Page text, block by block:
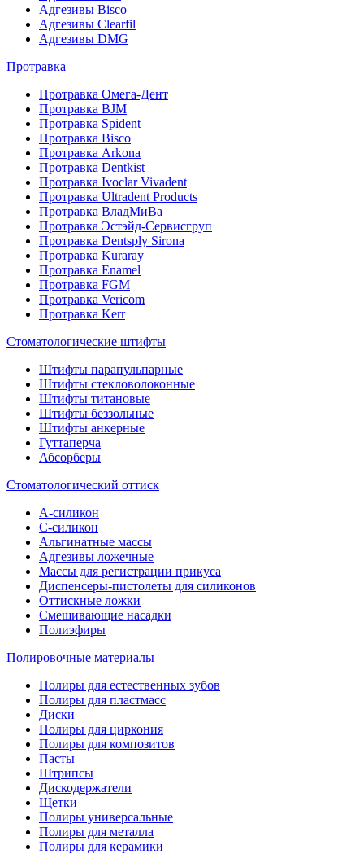
Адгезивы Bisco
Адгезивы Clearfil
Адгезивы DMG
Протравка
Протравка Омега-Дент
Протравка BJM
Протравка Spident
Протравка Bisco
Протравка Arkona
Протравка Dentkist
Протравка Ivoclar Vivadent
Протравка Ultradent Products
Протравка ВладМиВа
Протравка Эстэйд-Сервисгруп
Протравка Dentsply Sirona
Протравка Kuraray
Протравка Enamel
Протравка FGM
Протравка Vericom
Протравка Kerr
Стоматологические штифты
Штифты парапульпарные
Штифты стекловолоконные
Штифты титановые
Штифты беззольные
Штифты анкерные
Гуттаперча
Абсорберы
Стоматологический оттиск
А-силикон
C-силикон
Альгинатные массы
Адгезивы ложечные
Массы для регистрации прикуса
Диспенсеры-пистолеты для силиконов
Оттискные ложки
Смешивающие насадки
Полиэфиры
Полировочные материалы
Полиры для естественных зубов
Полиры для пластмасс
Диски
Полиры для циркония
Полиры для композитов
Пасты
Штрипсы
Дискодержатели
Щетки
Полиры универсальные
Полиры для металла
Полиры для керамики